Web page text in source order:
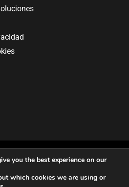
All rights reserved.
you the best experience on our
which cookies we are using or